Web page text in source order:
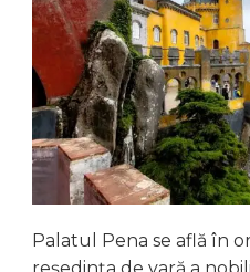
Palatul Pena se află în